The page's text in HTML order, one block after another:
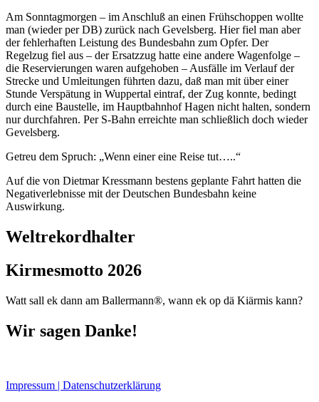
Am Sonntagmorgen – im Anschluß an einen Frühschoppen wollte
man (wieder per DB) zurück nach Gevelsberg. Hier fiel man aber
der fehlerhaften Leistung des Bundesbahn zum Opfer. Der
Regelzug fiel aus – der Ersatzzug hatte eine andere Wagenfolge –
die Reservierungen waren aufgehoben – Ausfälle im Verlauf der
Strecke und Umleitungen führten dazu, daß man mit über einer
Stunde Verspätung in Wuppertal eintraf, der Zug konnte, bedingt
durch eine Baustelle, im Hauptbahnhof Hagen nicht halten, sondern
nur durchfahren. Per S-Bahn erreichte man schließlich doch wieder
Gevelsberg.
Getreu dem Spruch: „Wenn einer eine Reise tut…..“
Auf die von Dietmar Kressmann bestens geplante Fahrt hatten die
Negativerlebnisse mit der Deutschen Bundesbahn keine
Auswirkung.
Weltrekordhalter
Kirmesmotto 2026
Watt sall ek dann am Ballermann®, wann ek op dä Kiärmis kann?
Wir sagen Danke!
Impressum | Datenschutzerklärung